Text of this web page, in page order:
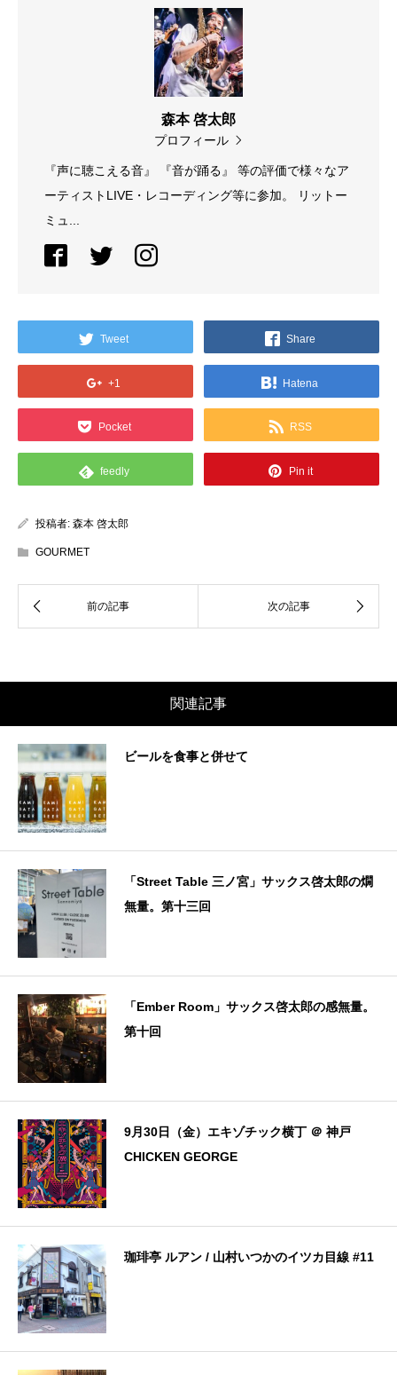
森本 啓太郎
プロフィール
『声に聴こえる音』 『音が踊る』 等の評価で様々なア
ーティストLIVE・レコーディング等に参加。 リットー
ミュ...
Tweet Share
+1 Hatena
Pocket RSS
feedly Pin it
投稿者: 森本 啓太郎
GOURMET
関連記事
ビールを食事と併せて
「Street Table 三ノ宮」サックス啓太郎の燗
無量。第十三回
「Ember Room」サックス啓太郎の感無量。
第十回
9月30日（金）エキゾチック横丁 ＠ 神戸
CHICKEN GEORGE
珈琲亭 ルアン / 山村いつかのイツカ目線 #11